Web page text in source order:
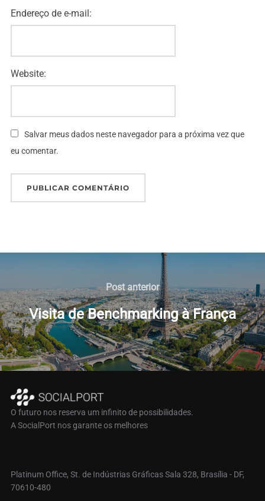
Endereço de e-mail:
Website:
Salvar meus dados neste navegador para a próxima vez que
eu comentar.
de
Post
Post
anterior
Post anterior
Visita de Benchmarking à França
O futuro nos reserva um infinito de possibilidades.
A SocialPort nos garante os melhores
Platinum Office, St. de Indústrias Gráficas Sala 328, Brasília - DF,
70610-480